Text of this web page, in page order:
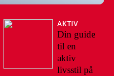
AKTIV
Din guide
til en
aktiv
livsstil på